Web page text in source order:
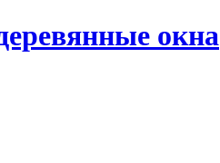
окна